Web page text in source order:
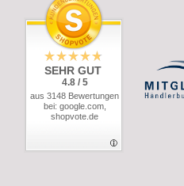
SEHR GUT
4.8 / 5
aus 3148 Bewertungen
bei: google.com,
shopvote.de